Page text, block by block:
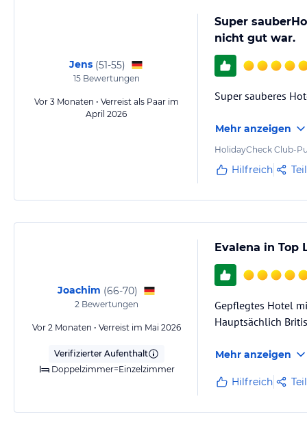
table and satisfying more than just your appetite. Open for
choices and an unbeatable panoramic view of the Mediterranean
spot to enjoy the full extend of what our island has to offer in
Allgemeine und unverbindliche Hoteliers-/Veranstalter-/
Gewähr und ohne Prüfung durch HolidayCheck. Bitte lies vor der
jeweiligen Veranstalters.
Jens (51-55)
15Bewertungen
Vor 3 Monaten • Verreist als Paar im
April 2026
Super
nicht gut war.
Super sauberes
Mehr anzeigen
HolidayCheck Club-
Hilfreich
Joachim (66-70)
2Bewertungen
Vor 2 Monaten • Verreist im Mai 2026
Verifizierter Aufenthalt
Doppelzimmer=Einzelzimmer
Evalena in Top
Gepflegtes Hotel
Hauptsächlich
Mehr anzeigen
Hilfreich